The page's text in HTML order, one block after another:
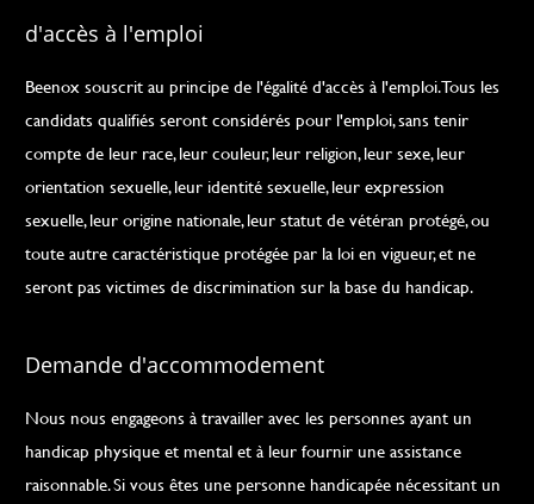
d'accès à l'emploi
Beenox souscrit au principe de l'égalité d'accès à l'emploi. Tous les
candidats qualifiés seront considérés pour l'emploi, sans tenir
compte de leur race, leur couleur, leur religion, leur sexe, leur
orientation sexuelle, leur identité sexuelle, leur expression
sexuelle, leur origine nationale, leur statut de vétéran protégé, ou
toute autre caractéristique protégée par la loi en vigueur, et ne
seront pas victimes de discrimination sur la base du handicap.
Demande d'accommodement
Nous nous engageons à travailler avec les personnes ayant un
handicap physique et mental et à leur fournir une assistance
raisonnable. Si vous êtes une personne handicapée nécessitant un